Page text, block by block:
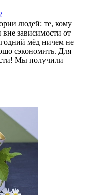
людей: те, кому
зависимости от
мёд ничем не
сэкономить. Для
Мы получили